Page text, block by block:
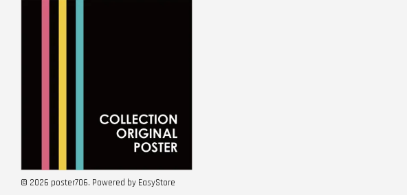
© 2026 poster706. Powered by EasyStore